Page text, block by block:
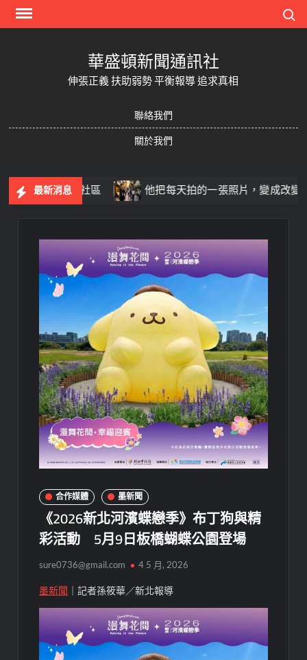
Skip
華盛頓新聞通訊社
伸張正義 扶助弱勢 平衡報導 追求真相
聯絡我們
關於我們
最新消息
文深耕社區 他把每天拍的一張照片，變成改變人生的
合作媒體 墨新聞
《2026新北河濱蝶戀季》布丁狗與精
彩活動 5月9日板橋蝴蝶公園登場
sure0736@gmail.com 4 5 月, 2026
墨新聞 ｜記者孫筱華／新北報導